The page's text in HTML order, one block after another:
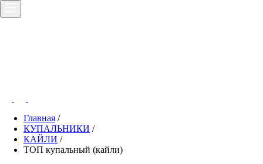
Главная /
КУПАЛЬНИКИ /
КАЙЛИ /
ТОП купальный (кайли)